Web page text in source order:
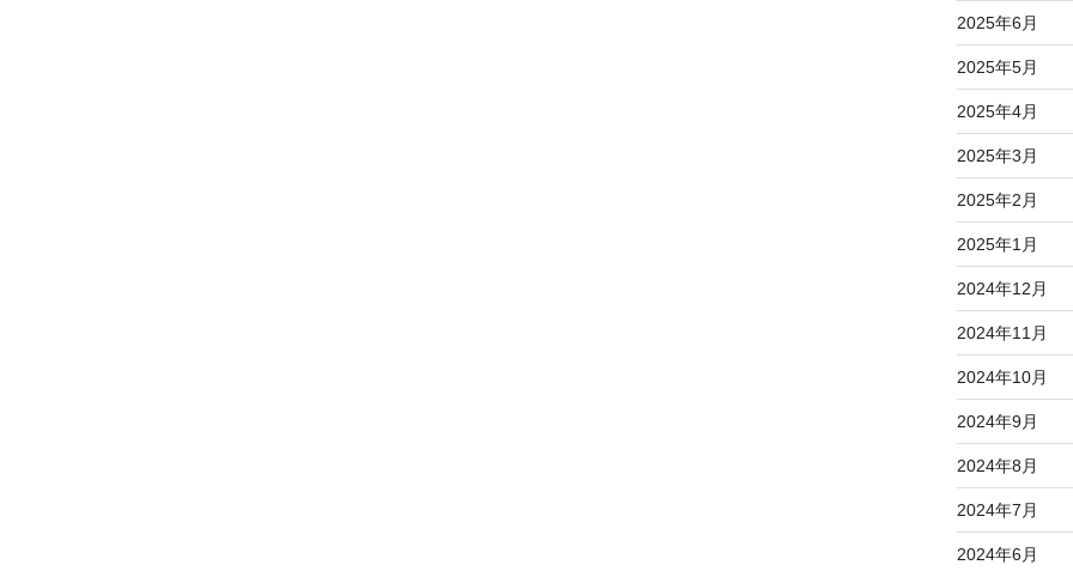
2025年6月
2025年5月
2025年4月
2025年3月
2025年2月
2025年1月
2024年12月
2024年11月
2024年10月
2024年9月
2024年8月
2024年7月
2024年6月